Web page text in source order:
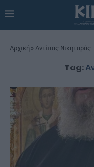
Αρχική » Αντίπας Νικηταράς
Tag: